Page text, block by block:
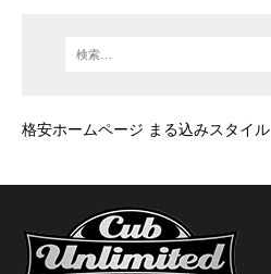
格安ホームページ まる込みスタイル